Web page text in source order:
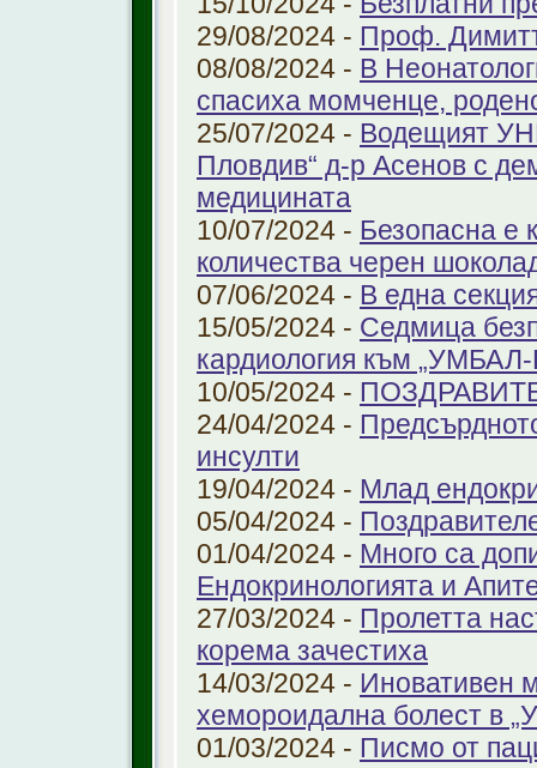
29/08/2024 - Проф.
08/08/2024 - В
спасиха момченце,
25/07/2024 - Водещият
Пловдив“ д-р Асенов с
медицината
10/07/2024 - Безопасна е
количества черен
07/06/2024 - В една
15/05/2024 - Седмица
кардиология към
10/05/2024 -
24/04/2024 -
инсулти
19/04/2024 - Млад
05/04/2024 -
01/04/2024 - Много са
Ендокринологията и
27/03/2024 - Пролетта
корема зачестиха
14/03/2024 - Иновативен
хемороидална болест в
01/03/2024 - Писмо от